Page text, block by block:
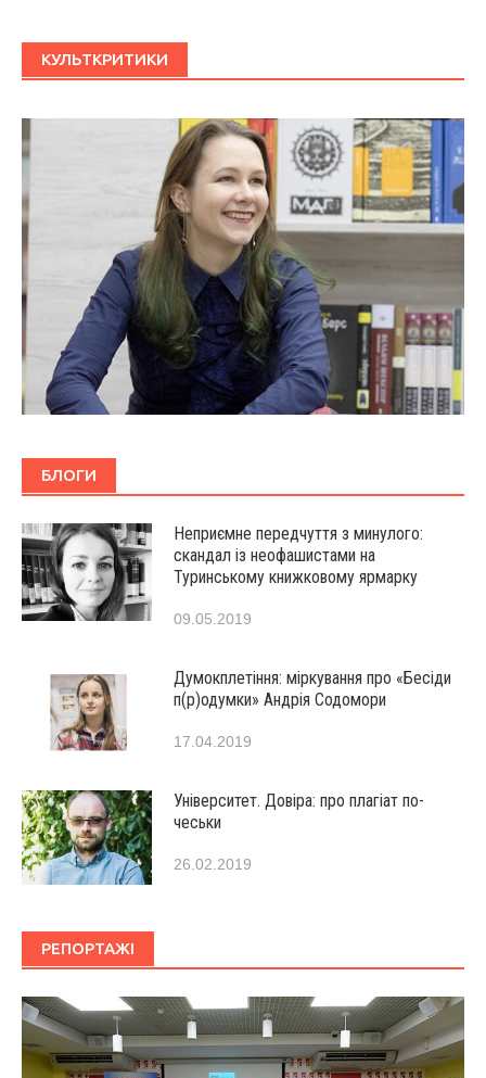
КУЛЬТКРИТИКИ
БЛОГИ
Неприємне передчуття з минулого:
скандал із неофашистами на
Туринському книжковому ярмарку
09.05.2019
Думокплетіння: міркування про «Бесіди
п(р)одумки» Андрія Содомори
17.04.2019
Університет. Довіра: про плагіат по-
чеськи
26.02.2019
РЕПОРТАЖІ